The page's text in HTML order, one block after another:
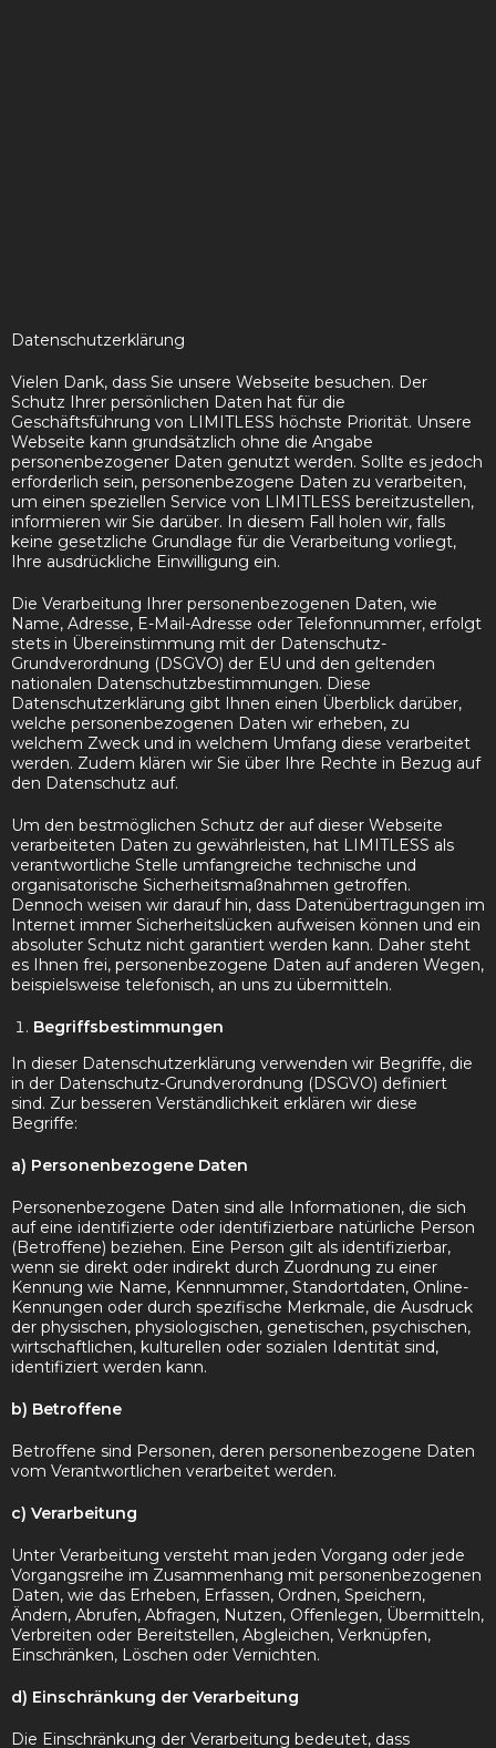
Datenschutzerklärung
Vielen Dank, dass Sie unsere Webseite besuchen. Der
Schutz Ihrer persönlichen Daten hat für die
Geschäftsführung von LIMITLESS höchste Priorität. Unsere
Webseite kann grundsätzlich ohne die Angabe
personenbezogener Daten genutzt werden. Sollte es jedoch
erforderlich sein, personenbezogene Daten zu verarbeiten,
um einen speziellen Service von LIMITLESS bereitzustellen,
informieren wir Sie darüber. In diesem Fall holen wir, falls
keine gesetzliche Grundlage für die Verarbeitung vorliegt,
Ihre ausdrückliche Einwilligung ein.
Die Verarbeitung Ihrer personenbezogenen Daten, wie
Name, Adresse, E-Mail-Adresse oder Telefonnummer, erfolgt
stets in Übereinstimmung mit der Datenschutz-
Grundverordnung (DSGVO) der EU und den geltenden
nationalen Datenschutzbestimmungen. Diese
Datenschutzerklärung gibt Ihnen einen Überblick darüber,
welche personenbezogenen Daten wir erheben, zu
welchem Zweck und in welchem Umfang diese verarbeitet
werden. Zudem klären wir Sie über Ihre Rechte in Bezug auf
den Datenschutz auf.
Um den bestmöglichen Schutz der auf dieser Webseite
verarbeiteten Daten zu gewährleisten, hat LIMITLESS als
verantwortliche Stelle umfangreiche technische und
organisatorische Sicherheitsmaßnahmen getroffen.
Dennoch weisen wir darauf hin, dass Datenübertragungen im
Internet immer Sicherheitslücken aufweisen können und ein
absoluter Schutz nicht garantiert werden kann. Daher steht
es Ihnen frei, personenbezogene Daten auf anderen Wegen,
beispielsweise telefonisch, an uns zu übermitteln.
Begriffsbestimmungen
In dieser Datenschutzerklärung verwenden wir Begriffe, die
in der Datenschutz-Grundverordnung (DSGVO) definiert
sind. Zur besseren Verständlichkeit erklären wir diese
Begriffe:
a) Personenbezogene Daten
Personenbezogene Daten sind alle Informationen, die sich
auf eine identifizierte oder identifizierbare natürliche Person
(Betroffene) beziehen. Eine Person gilt als identifizierbar,
wenn sie direkt oder indirekt durch Zuordnung zu einer
Kennung wie Name, Kennnummer, Standortdaten, Online-
Kennungen oder durch spezifische Merkmale, die Ausdruck
der physischen, physiologischen, genetischen, psychischen,
wirtschaftlichen, kulturellen oder sozialen Identität sind,
identifiziert werden kann.
b) Betroffene
Betroffene sind Personen, deren personenbezogene Daten
vom Verantwortlichen verarbeitet werden.
c) Verarbeitung
Unter Verarbeitung versteht man jeden Vorgang oder jede
Vorgangsreihe im Zusammenhang mit personenbezogenen
Daten, wie das Erheben, Erfassen, Ordnen, Speichern,
Ändern, Abrufen, Abfragen, Nutzen, Offenlegen, Übermitteln,
Verbreiten oder Bereitstellen, Abgleichen, Verknüpfen,
Einschränken, Löschen oder Vernichten.
d) Einschränkung der Verarbeitung
Die Einschränkung der Verarbeitung bedeutet, dass